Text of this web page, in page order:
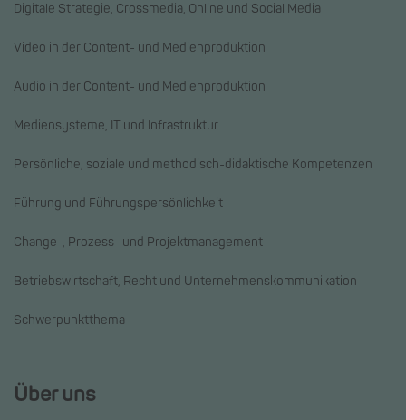
Digitale Strategie, Crossmedia, Online und Social Media
Video in der Content- und Medienproduktion
Audio in der Content- und Medienproduktion
Mediensysteme, IT und Infrastruktur
Persönliche, soziale und methodisch-didaktische Kompetenzen
Führung und Führungspersönlichkeit
Change-, Prozess- und Projektmanagement
Betriebswirtschaft, Recht und Unternehmenskommunikation
Schwerpunktthema
Über uns